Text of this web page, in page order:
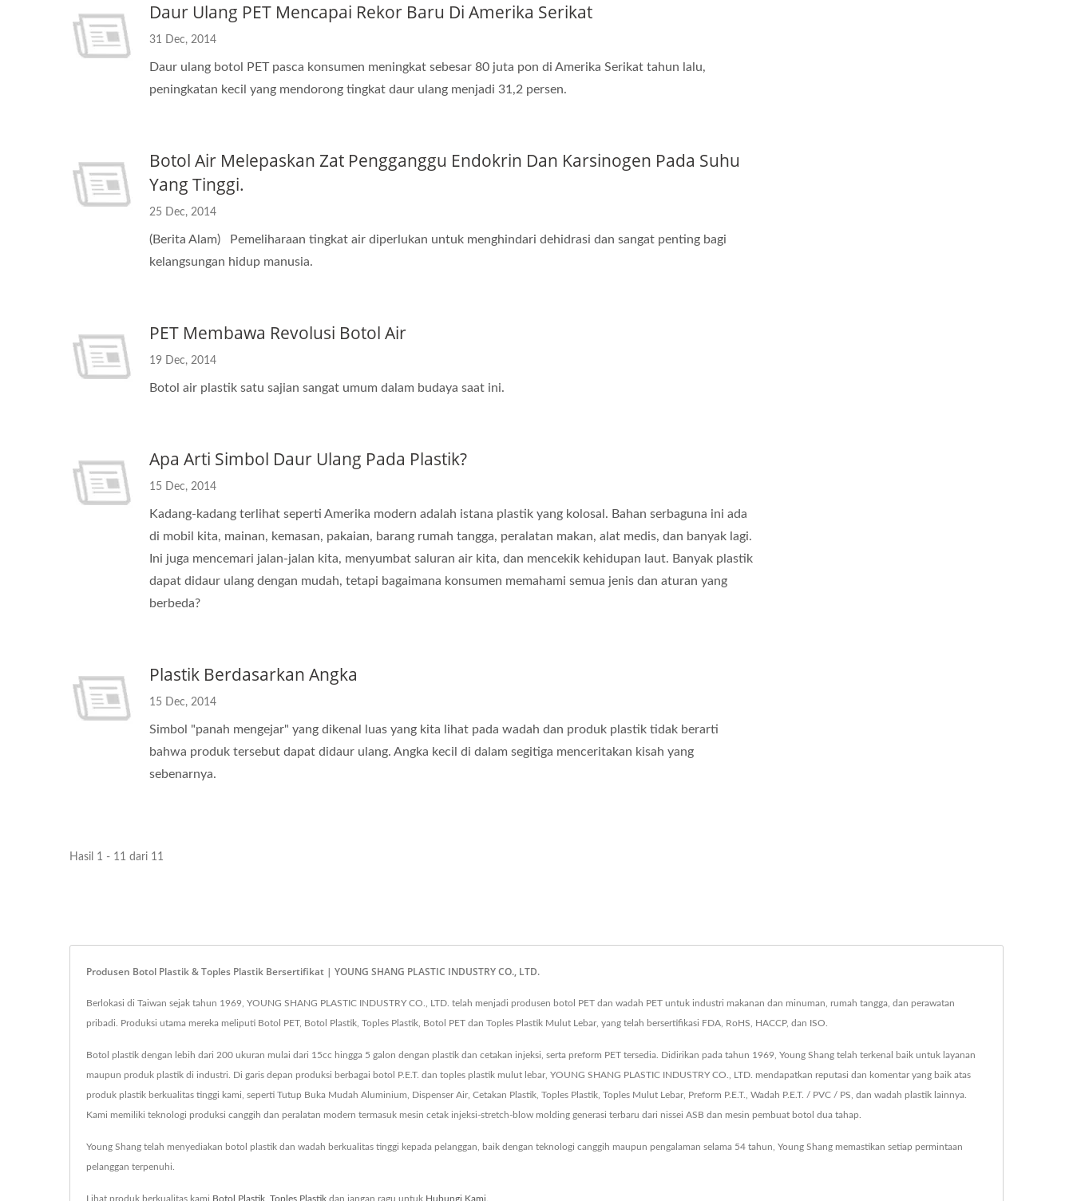
Daur Ulang PET Mencapai Rekor Baru Di Amerika Serikat
31 Dec, 2014
Daur ulang botol PET pasca konsumen meningkat sebesar 80 juta pon di Amerika Serikat tahun lalu,
peningkatan kecil yang mendorong tingkat daur ulang menjadi 31,2 persen.
Botol Air Melepaskan Zat Pengganggu Endokrin Dan Karsinogen Pada Suhu
Yang Tinggi.
25 Dec, 2014
(Berita Alam) Pemeliharaan tingkat air diperlukan untuk menghindari dehidrasi dan sangat penting bagi
kelangsungan hidup manusia.
PET Membawa Revolusi Botol Air
19 Dec, 2014
Botol air plastik satu sajian sangat umum dalam budaya saat ini.
Apa Arti Simbol Daur Ulang Pada Plastik?
15 Dec, 2014
Kadang-kadang terlihat seperti Amerika modern adalah istana plastik yang kolosal. Bahan serbaguna ini ada
di mobil kita, mainan, kemasan, pakaian, barang rumah tangga, peralatan makan, alat medis, dan banyak lagi.
Ini juga mencemari jalan-jalan kita, menyumbat saluran air kita, dan mencekik kehidupan laut. Banyak plastik
dapat didaur ulang dengan mudah, tetapi bagaimana konsumen memahami semua jenis dan aturan yang
berbeda?
Plastik Berdasarkan Angka
15 Dec, 2014
Simbol "panah mengejar" yang dikenal luas yang kita lihat pada wadah dan produk plastik tidak berarti
bahwa produk tersebut dapat didaur ulang. Angka kecil di dalam segitiga menceritakan kisah yang
sebenarnya.
Hasil 1 - 11 dari 11
Produsen Botol Plastik & Toples Plastik Bersertifikat | YOUNG SHANG PLASTIC INDUSTRY CO., LTD.
Berlokasi di Taiwan sejak tahun 1969, YOUNG SHANG PLASTIC INDUSTRY CO., LTD. telah menjadi produsen botol PET dan wadah PET untuk industri makanan dan minuman, rumah tangga, dan perawatan
pribadi. Produksi utama mereka meliputi Botol PET, Botol Plastik, Toples Plastik, Botol PET dan Toples Plastik Mulut Lebar, yang telah bersertifikasi FDA, RoHS, HACCP, dan ISO.
Botol plastik dengan lebih dari 200 ukuran mulai dari 15cc hingga 5 galon dengan plastik dan cetakan injeksi, serta preform PET tersedia. Didirikan pada tahun 1969, Young Shang telah terkenal baik untuk layanan
maupun produk plastik di industri. Di garis depan produksi berbagai botol P.E.T. dan toples plastik mulut lebar, YOUNG SHANG PLASTIC INDUSTRY CO., LTD. mendapatkan reputasi dan komentar yang baik atas
produk plastik berkualitas tinggi kami, seperti Tutup Buka Mudah Aluminium, Dispenser Air, Cetakan Plastik, Toples Plastik, Toples Mulut Lebar, Preform P.E.T., Wadah P.E.T. / PVC / PS, dan wadah plastik lainnya.
Kami memiliki teknologi produksi canggih dan peralatan modern termasuk mesin cetak injeksi-stretch-blow molding generasi terbaru dari nissei ASB dan mesin pembuat botol dua tahap.
Young Shang telah menyediakan botol plastik dan wadah berkualitas tinggi kepada pelanggan, baik dengan teknologi canggih maupun pengalaman selama 54 tahun, Young Shang memastikan setiap permintaan
pelanggan terpenuhi.
Lihat produk berkualitas kami Botol Plastik Toples Plastik dan jangan ragu untuk Hubungi Kami